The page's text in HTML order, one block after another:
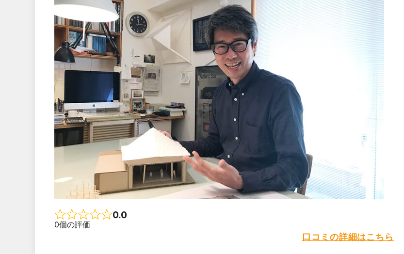
Rated 0.0 out of 5
0.0
0個の評価
口コミの詳細はこちら